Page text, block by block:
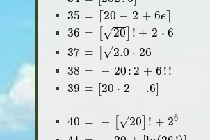
35 = ⌈20 − 2 + 6e⌉
35 20-2 e⌉
36 = √20 ! + 2 ⋅ 6
36 20 !+2⋅ 6
37 = √2.0 ⋅ 26
37 2.0 ⋅26]
38 = − 20: 2 + 6!!
38 2+6! !
39 = [20 ⋅ 2 − .6]
39 20⋅2 .6
40 = − √20 ! + 26
40 !+ 26
41 [ln 26!)]